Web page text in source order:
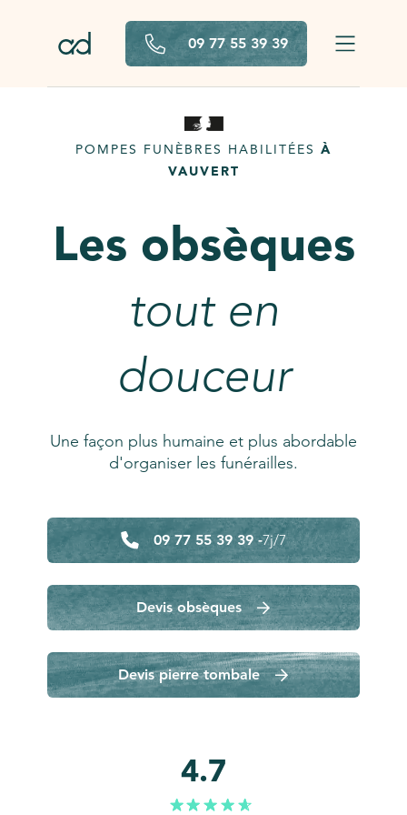
09 77 55 39 39
POMPES FUNÈBRES HABILITÉES À
VAUVERT
Les obsèques
tout en
douceur
Une façon plus humaine et plus abordable
d'organiser les funérailles.
09 77 55 39 39 -7j/7
Devis obsèques
Devis pierre tombale
4.7